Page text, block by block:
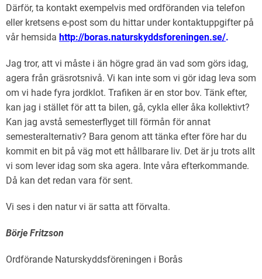
Därför, ta kontakt exempelvis med ordföranden via telefon
eller kretsens e-post som du hittar under kontaktuppgifter på
vår hemsida http://boras.naturskyddsforeningen.se/.
Jag tror, att vi måste i än högre grad än vad som görs idag,
agera från gräsrotsnivå. Vi kan inte som vi gör idag leva som
om vi hade fyra jordklot. Trafiken är en stor bov. Tänk efter,
kan jag i stället för att ta bilen, gå, cykla eller åka kollektivt?
Kan jag avstå semesterflyget till förmån för annat
semesteralternativ? Bara genom att tänka efter före har du
kommit en bit på väg mot ett hållbarare liv. Det är ju trots allt
vi som lever idag som ska agera. Inte våra efterkommande.
Då kan det redan vara för sent.
Vi ses i den natur vi är satta att förvalta.
Börje Fritzson
Ordförande Naturskyddsföreningen i Borås